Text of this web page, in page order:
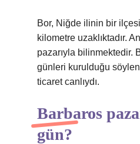
Bor, Niğde ilinin bir
kilometre uzaklıktadır.
pazarıyla bilinmektedir.
günleri kurulduğu
ticaret canlıydı.
Barbaros
gün?